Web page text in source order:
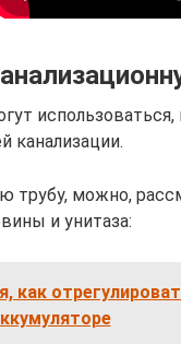
использоваться,
канализации.
трубу, можно,
и унитаза:
как